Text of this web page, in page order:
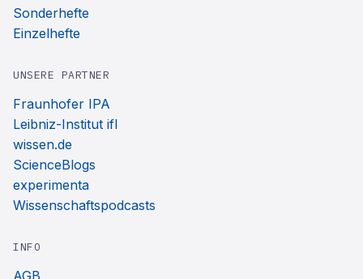
Sonderhefte
Einzelhefte
UNSERE PARTNER
Fraunhofer IPA
Leibniz-Institut ifl
wissen.de
ScienceBlogs
experimenta
Wissenschaftspodcasts
INFO
AGB